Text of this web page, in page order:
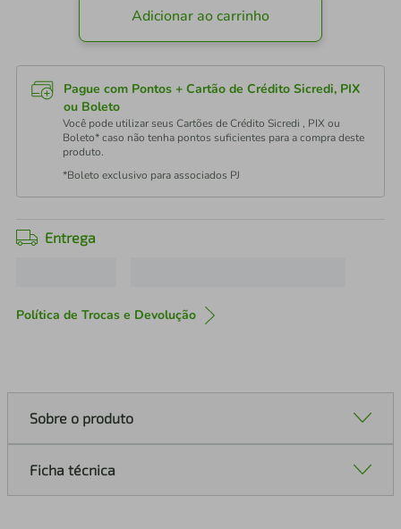
Adicionar ao carrinho
Pague com Pontos + Cartão de Crédito Sicredi, PIX
ou Boleto
Você pode utilizar seus Cartões de Crédito Sicredi , PIX ou
Boleto* caso não tenha pontos suficientes para a compra deste
produto.
*Boleto exclusivo para associados PJ
Entrega
Política de Trocas e Devolução
Sobre o produto
Ficha técnica